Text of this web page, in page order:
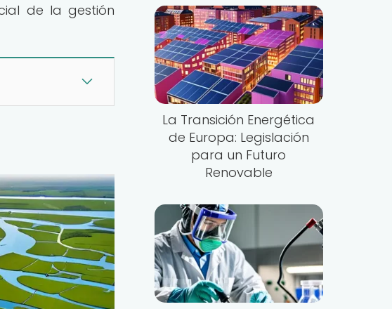
de la gestión
La Transición Energética
de Europa: Legislación
para un Futuro
Renovable